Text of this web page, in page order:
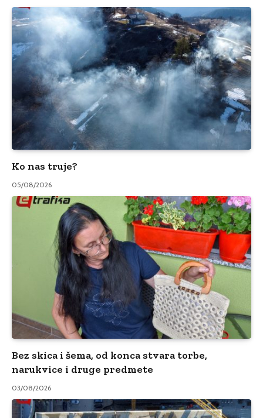
Ko nas truje?
05/08/2026
Bez skica i šema, od konca stvara torbe,
narukvice i druge predmete
03/08/2026